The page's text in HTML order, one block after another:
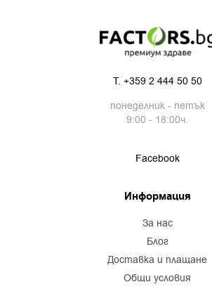
T. +359 2 444 50 50
понеделник - петък
9:00 - 18:00ч.
Facebook
Информация
за нас
блог
доставка и плащане
общи условия